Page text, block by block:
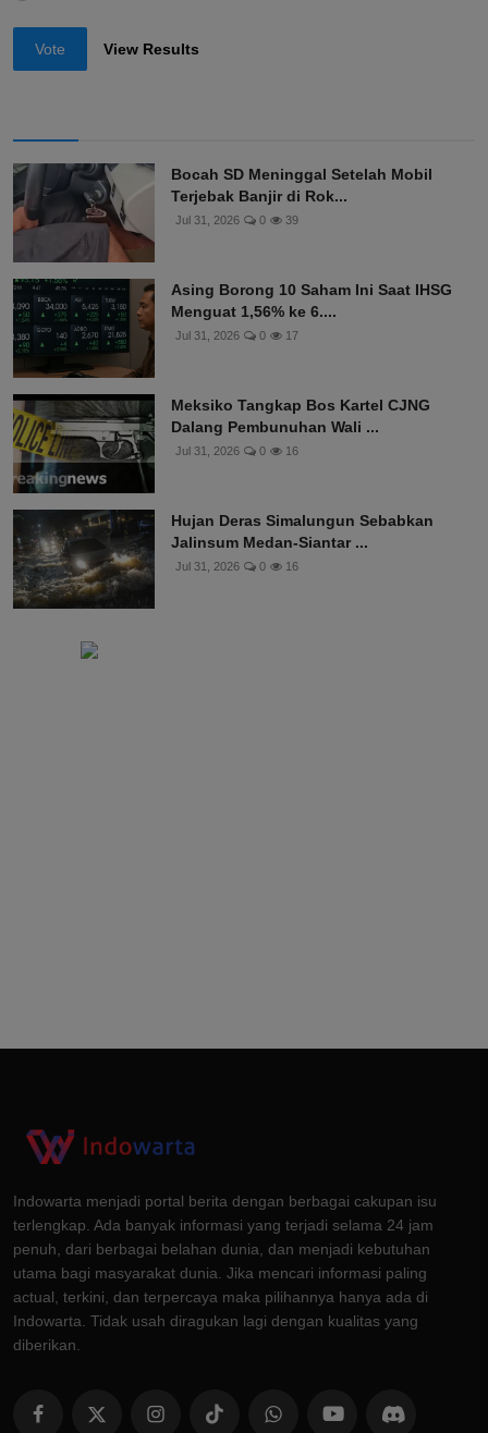
Vote View Results
Bocah SD Meninggal Setelah Mobil
Terjebak Banjir di Rok...
Jul 31, 2026 0 39
Asing Borong 10 Saham Ini Saat IHSG
Menguat 1,56% ke 6....
Jul 31, 2026 0 17
Meksiko Tangkap Bos Kartel CJNG
Dalang Pembunuhan Wali ...
Jul 31, 2026 0 16
Hujan Deras Simalungun Sebabkan
Jalinsum Medan-Siantar ...
Jul 31, 2026 0 16
Indowarta menjadi portal berita dengan berbagai cakupan isu
terlengkap. Ada banyak informasi yang terjadi selama 24 jam
penuh, dari berbagai belahan dunia, dan menjadi kebutuhan
utama bagi masyarakat dunia. Jika mencari informasi paling
actual, terkini, dan terpercaya maka pilihannya hanya ada di
Indowarta. Tidak usah diragukan lagi dengan kualitas yang
diberikan.